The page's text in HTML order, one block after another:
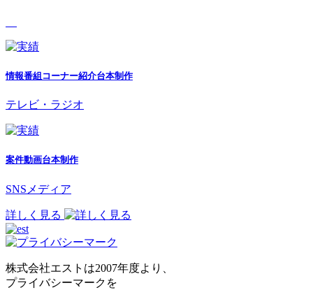
情報番組コーナー紹介台本制作
テレビ・ラジオ
案件動画台本制作
SNSメディア
詳しく見る
株式会社エストは2007年度より、
プライバシーマークを